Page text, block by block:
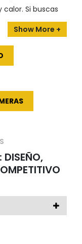
Si buscas
más sobre
ofrece
y estilo natural.
DISEÑO,